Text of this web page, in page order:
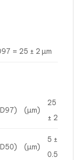
= 25 ± 2 µm
(µm)
25
± 2
(µm)
5 ±
0.5